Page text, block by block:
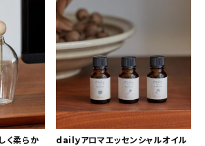
/ アイテム
く柔らか
dailyアロマエッセンシャルオイル